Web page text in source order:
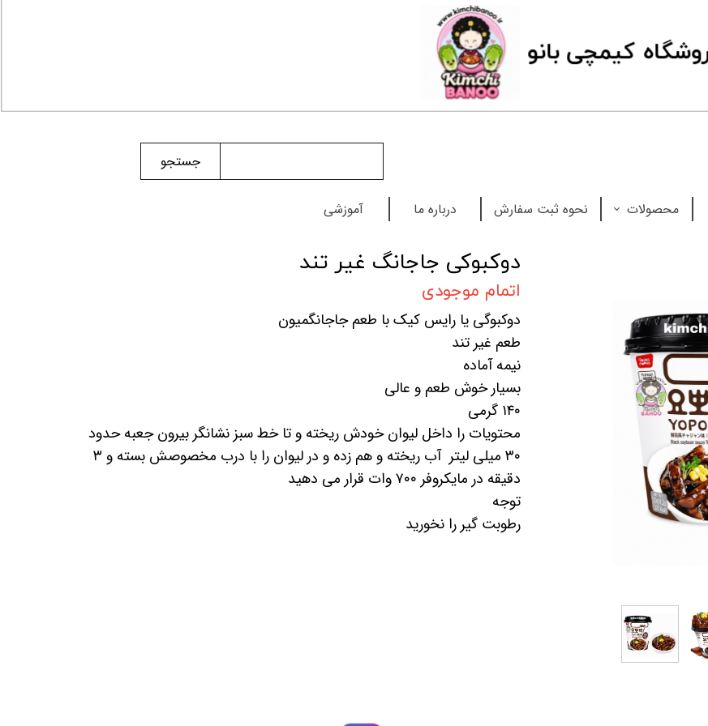
کیمچی بانو
جستجو
محصولات
بابل تی
سس
کیمچی
پاستیل و مارشمالو
دوکبوکی
کنسرو
نوشیدنی
نحوه ثبت سفارش درباره ما آموزشی
دوکبوکی جاجانگ غیر تند
اتمام موجودی
دوکبوگی یا رایس کیک با طعم جاجانگمیون
طعم غیر تند
نیمه آماده
بسیار خوش طعم و عالی
۱۴۰ گرمی
محتویات را داخل لیوان خودش ریخته و تا خط سبز نشانگر بیرون جعبه حدود
۳۰ میلی لیتر آب ریخته و هم زده و در لیوان را با درب مخصوصش بسته و ۳
دقیقه در مایکروفر ۷۰۰ وات قرار می دهید
توجه
رطوبت گیر را نخورید